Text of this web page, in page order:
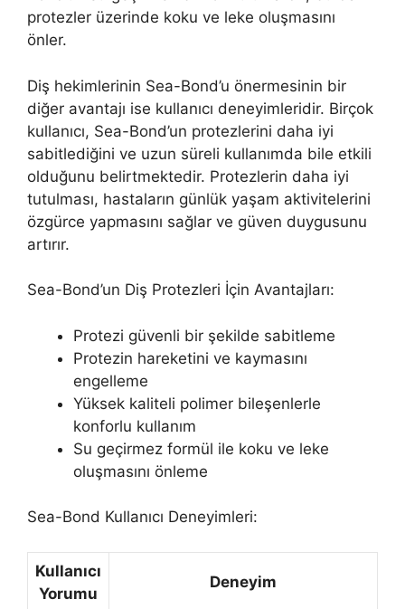
protezler üzerinde koku ve leke oluşmasını
önler.
Diş hekimlerinin Sea-Bond’u önermesinin bir
diğer avantajı ise kullanıcı deneyimleridir. Birçok
kullanıcı, Sea-Bond’un protezlerini daha iyi
sabitlediğini ve uzun süreli kullanımda bile etkili
olduğunu belirtmektedir. Protezlerin daha iyi
tutulması, hastaların günlük yaşam aktivitelerini
özgürce yapmasını sağlar ve güven duygusunu
artırır.
Sea-Bond’un Diş Protezleri İçin Avantajları:
Protezi güvenli bir şekilde sabitleme
Protezin hareketini ve kaymasını
engelleme
Yüksek kaliteli polimer bileşenlerle
konforlu kullanım
Su geçirmez formül ile koku ve leke
oluşmasını önleme
Sea-Bond Kullanıcı Deneyimleri:
Kullanıcı
Yorumu
Deneyim